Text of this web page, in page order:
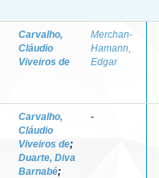
Carvalho,
Cláudio
Viveiros de
Merchan-
Hamann,
Edgar
Carvalho,
Cláudio
Viveiros de;
Duarte, Diva
Barnabé;
-